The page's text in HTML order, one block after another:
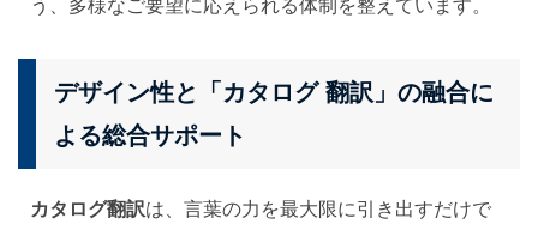
う、多様なご要望に応えられる体制を整えています。
デザイン性と「カタログ 翻訳」の融合に
よる総合サポート
カタログ翻訳は、言葉の力を最大限に引き出すだけで